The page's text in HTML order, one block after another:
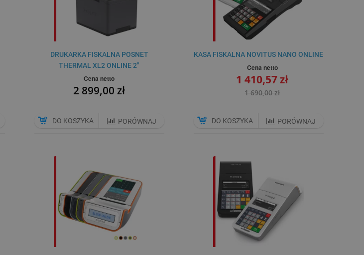
DRUKARKA FISKALNA POSNET
THERMAL XL2 ONLINE 2"
Cena netto
2 899,00 zł
DO KOSZYKA PORÓWNAJ
KASA FISKALNA NOVITUS NANO ONLINE
Cena netto
1 410,57 zł
1 690,00 zł
DO KOSZYKA PORÓWNAJ